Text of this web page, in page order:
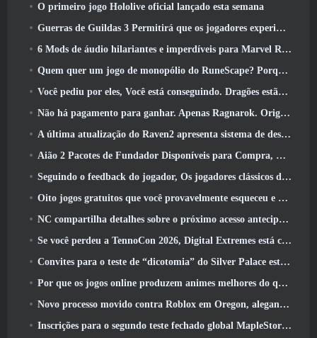
O primeiro jogo Hololive oficial lançado esta semana
Guerras de Guildas 3 Permitirá que os jogadores experimentem o mundo de Tyria antes que os Elder Dragons acordem
6 Mods de áudio hilariantes e imperdíveis para Marvel Rivals
Quem quer um jogo de monopólio do RuneScape? Porque um está a caminho
Você pediu por eles, Você está conseguindo. Dragões estão chegando a Albion Online
Não há pagamento para ganhar. Apenas Ragnarok. Origin Classic é lançado em julho 23
A última atualização do Raven2 apresenta sistema de despertar de habilidades, Oferecendo aos jogadores mais maneiras de aprimorar suas habilidades
Aião 2 Pacotes de Fundador Disponíveis para Compra, Completo com cinco dias de acesso antecipado
Seguindo o feedback do jogador, Os jogadores clássicos de League Of Legends não terão que pagar por skins clássicas
Oito jogos gratuitos que você provavelmente esqueceu e que fazem parte do Steam’s Train Fest
NC compartilha detalhes sobre o próximo acesso antecipado do Aion 2
Se você perdeu a TennoCon 2026, Digital Extremes está compartilhando todos os painéis
Convites para o teste de “dicotomia” do Silver Palace estão sendo enviados
Por que os jogos online produzem animes melhores do que os jogos de anime
Novo processo movido contra Roblox em Oregon, alegando incidente com cuidados infantis
Inscrições para o segundo teste fechado global MapleStory Classic World